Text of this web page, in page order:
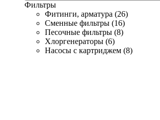
Фильтры
Фитинги, арматура (26)
Сменные фильтры (16)
Песочные фильтры (8)
Хлоргенераторы (6)
Насосы с картриджем (8)